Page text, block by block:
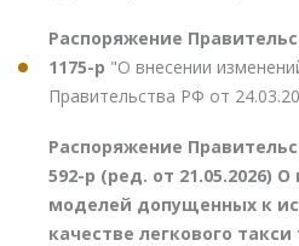
Распоряжение
1175-р "О внесении
Правительства РФ от
Распоряжение
592-р (ред. от 21.05.2026)
моделей допущенных к
качестве легкового